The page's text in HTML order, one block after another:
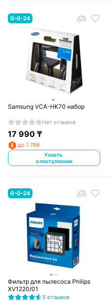
0-0-24
Samsung VCA-HK70 набор
Нет отзывов
17 990₸
до 1 799
Узнать
о поступлении
0-0-24
Фильтр для пылесоса Philips
XV1220/01
5 отзывов